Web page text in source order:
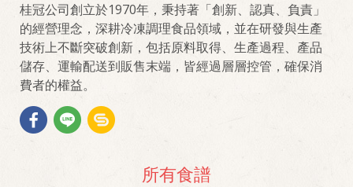
桂冠公司創立於1970年，秉持著「創新、認真、負責」
的經營理念，深耕冷凍調理食品領域，並在研發與生產
技術上不斷突破創新，包括原料取得、生產過程、產品
儲存、運輸配送到販售末端，皆經過層層控管，確保消
費者的權益。
所有食譜